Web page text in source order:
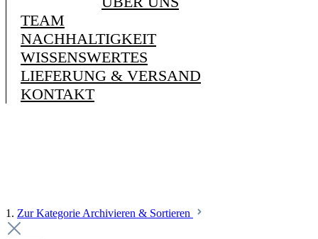
TEAM
NACHHALTIGKEIT
WISSENSWERTES
LIEFERUNG & VERSAND
KONTAKT
1. Zur Kategorie Archivieren & Sortieren